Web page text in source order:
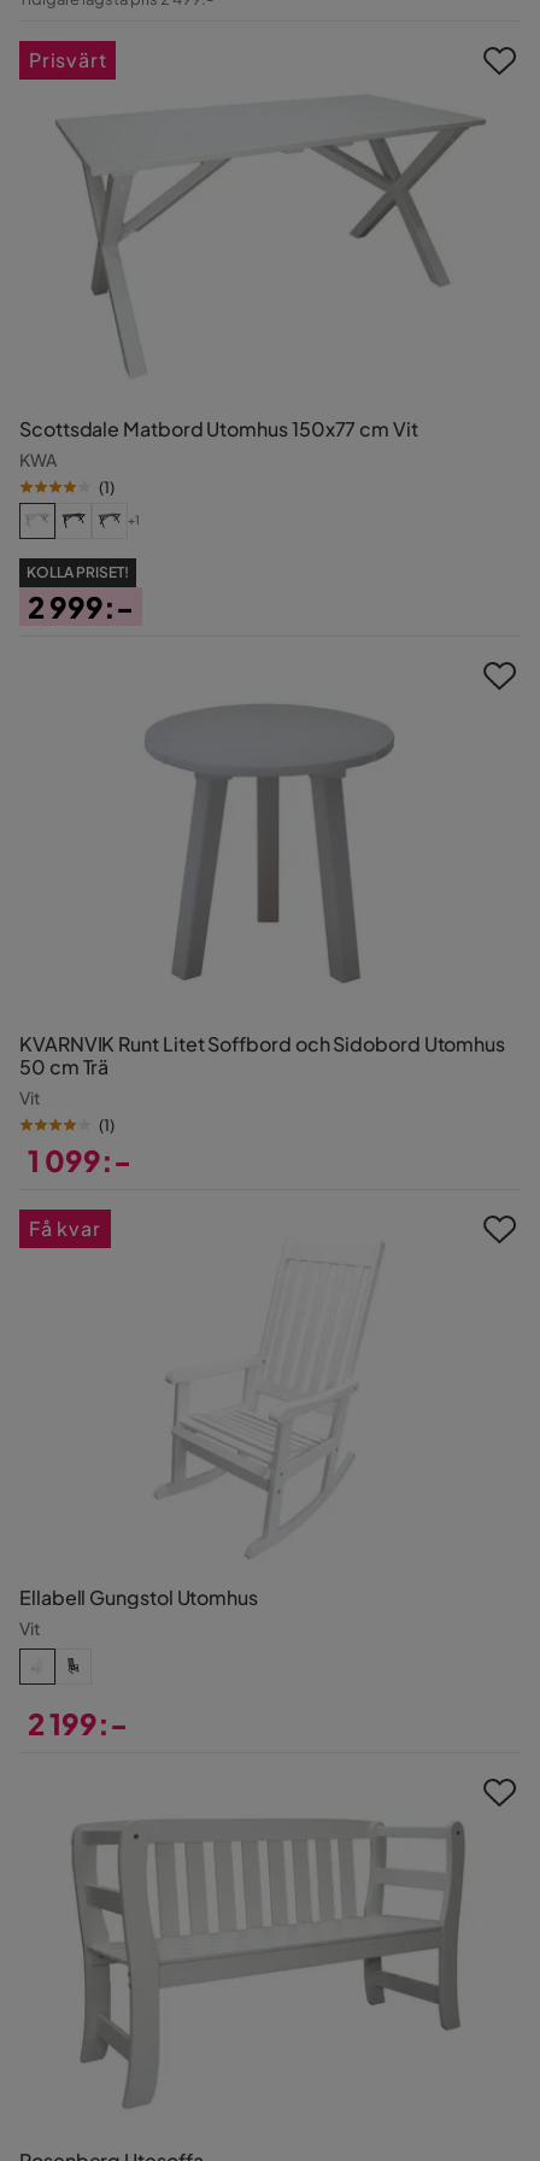
Scottsdale Matbord Utomhus 150x77 cm Vit
KWA
(1)
+1
KOLLA PRISET!
2 999:-
Prisvärt
KVARNVIK Runt Litet Soffbord och Sidobord Utomhus
50 cm Trä
Vit
(1)
1 099:-
Ellabell Gungstol Utomhus
Vit
2 199:-
Få kvar